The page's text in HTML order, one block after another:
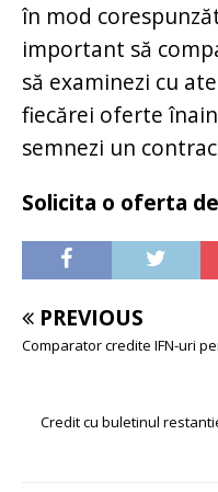
în mod
important să
să examinezi cu
fiecărei oferte
semnezi un
Solicita o oferta
PREVIOUS
Comparator credite IFN-uri
Credit cu buletinul